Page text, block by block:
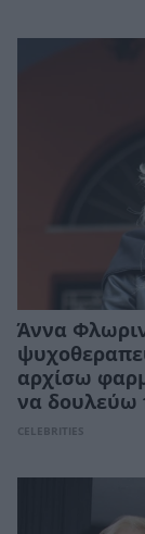
Άννα
αρχίσω
να δουλεύω
CELEBRITIES